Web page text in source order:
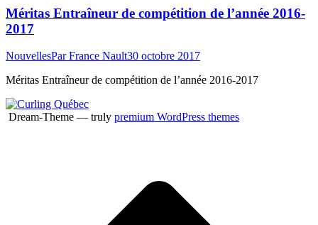
Méritas Entraîneur de compétition de l’année 2016-
2017
NouvellesParFrance Nault30 octobre 2017
Méritas Entraîneur de compétition de l’année 2016-2017
Dream-Theme — truly premium WordPress themes